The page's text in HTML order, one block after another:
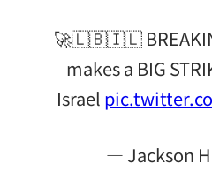
🚀🇱🇧🇮🇱
makes a BIG
Israel
— Jackson